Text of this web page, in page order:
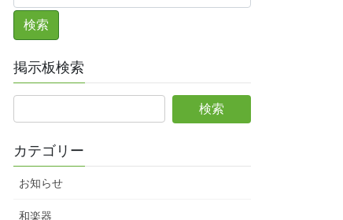
掲示板検索
カテゴリー
お知らせ
和楽器